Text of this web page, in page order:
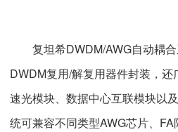
复坦希DWDM/AWG自动耦合
DWDM复用/解复用器件封装，
速光模块、数据中心互联模块以
统可兼容不同类型AWG芯片、FA